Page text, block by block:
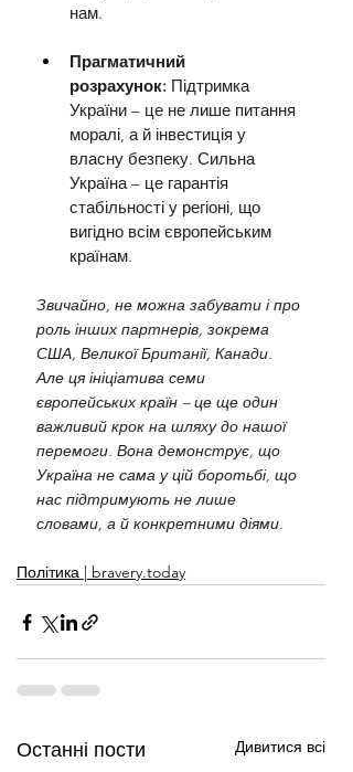
нам.
Прагматичний
розрахунок: Підтримка
України – це не лише питання
моралі, а й інвестиція у
власну безпеку. Сильна
Україна – це гарантія
стабільності у регіоні, що
вигідно всім європейським
країнам.
Звичайно, не можна забувати і про
роль інших партнерів, зокрема
США, Великої Британії, Канади.
Але ця ініціатива семи
європейських країн – це ще один
важливий крок на шляху до нашої
перемоги. Вона демонструє, що
Україна не сама у цій боротьбі, що
нас підтримують не лише
словами, а й конкретними діями.
Політика | bravery.today
Останні пости Дивитися всі